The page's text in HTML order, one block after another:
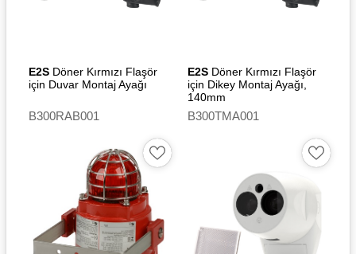
E2S Döner Kırmızı Flaşör
için Duvar Montaj Ayağı
B300RAB001
E2S Döner Kırmızı Flaşör
için Dikey Montaj Ayağı,
140mm
B300TMA001